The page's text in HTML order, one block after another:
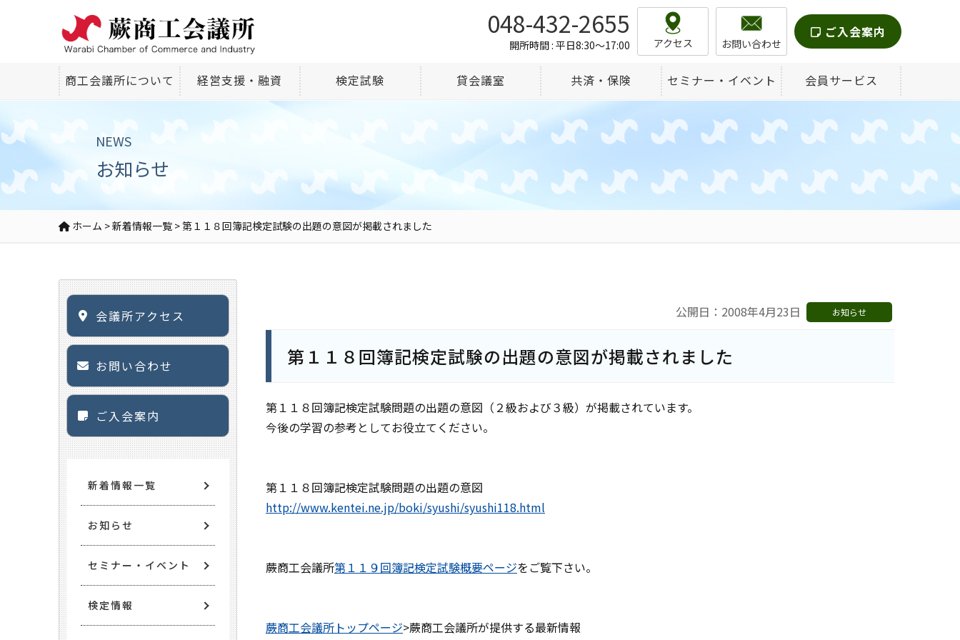
048-432-2655
開所時間 : 平日8:30～17:00 アクセス お問い合わせ
ご入会案内
商工会議所について 経営支援・融資 検定試験 貸会議室 共済・保険 セミナー・イベント 会員サービス
NEWS
お知らせ
ホーム >新着情報一覧 >第１１８回簿記検定試験の出題の意図が掲載されました
会議所アクセス
お問い合わせ
ご入会案内
新着情報一覧
お知らせ
セミナー・イベント
検定情報
公開日：2008年4月23日 お知らせ
第１１８回簿記検定試験の出題の意図が掲載されました
第１１８回簿記検定試験問題の出題の意図（２級および３級）が掲載されています。
今後の学習の参考としてお役立てください。
第１１８回簿記検定試験問題の出題の意図
http://www.kentei.ne.jp/boki/syushi/syushi118.html
蕨商工会議所第１１９回簿記検定試験概要ページをご覧下さい。
蕨商工会議所トップページ>蕨商工会議所が提供する最新情報